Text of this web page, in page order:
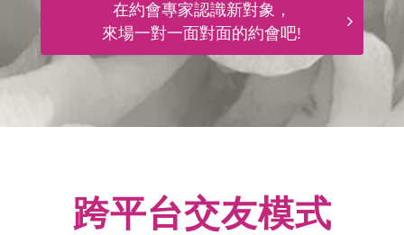
在約會專家認識新對象，
來場一對一面對面的約會吧!
跨平台交友模式